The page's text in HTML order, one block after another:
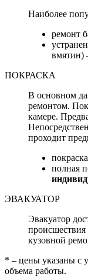
Наиболее
ремонт
ПОКРАСКА
В основном
ремонтом.
камере.
проходит
полная
ЭВАКУАТОР
Эвакуатор
происшествия
кузовной
* – цены указаны с
объема работы.